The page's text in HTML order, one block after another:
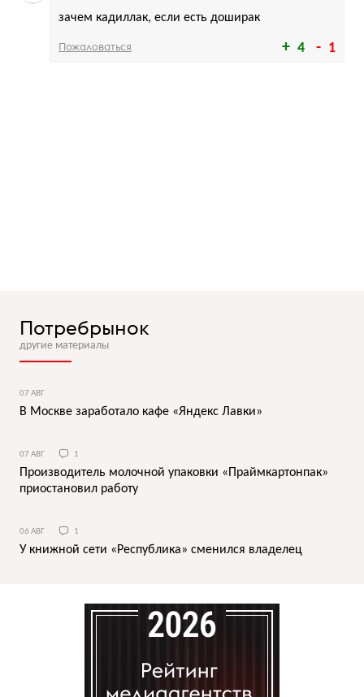
4 1
зачем кадиллак, если есть доширак
Пожаловаться
Потребрынок
другие материалы
07 АВГ
В Москве заработало кафе «Яндекс Лавки»
07 АВГ 1
Производитель молочной упаковки «Праймкартонпак»
приостановил работу
06 АВГ 1
У книжной сети «Республика» сменился владелец